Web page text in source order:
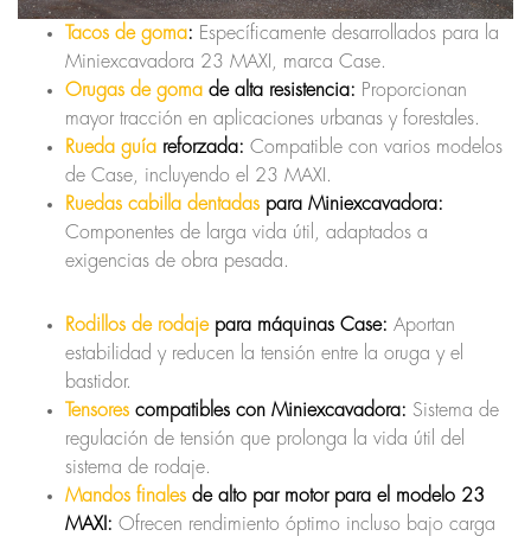
Tacos de goma: Específicamente desarrollados para la
Miniexcavadora 23 MAXI, marca Case.
Orugas de goma de alta resistencia: Proporcionan
mayor tracción en aplicaciones urbanas y forestales.
Rueda guía reforzada: Compatible con varios modelos
de Case, incluyendo el 23 MAXI.
Ruedas cabilla dentadas para Miniexcavadora:
Componentes de larga vida útil, adaptados a
exigencias de obra pesada.
Rodillos de rodajepara máquinas Case: Aportan
estabilidad y reducen la tensión entre la oruga y el
bastidor.
Tensores compatibles con Miniexcavadora: Sistema de
regulación de tensión que prolonga la vida útil del
sistema de rodaje.
Mandos finales de alto par motor para el modelo 23
MAXI: Ofrecen rendimiento óptimo incluso bajo carga